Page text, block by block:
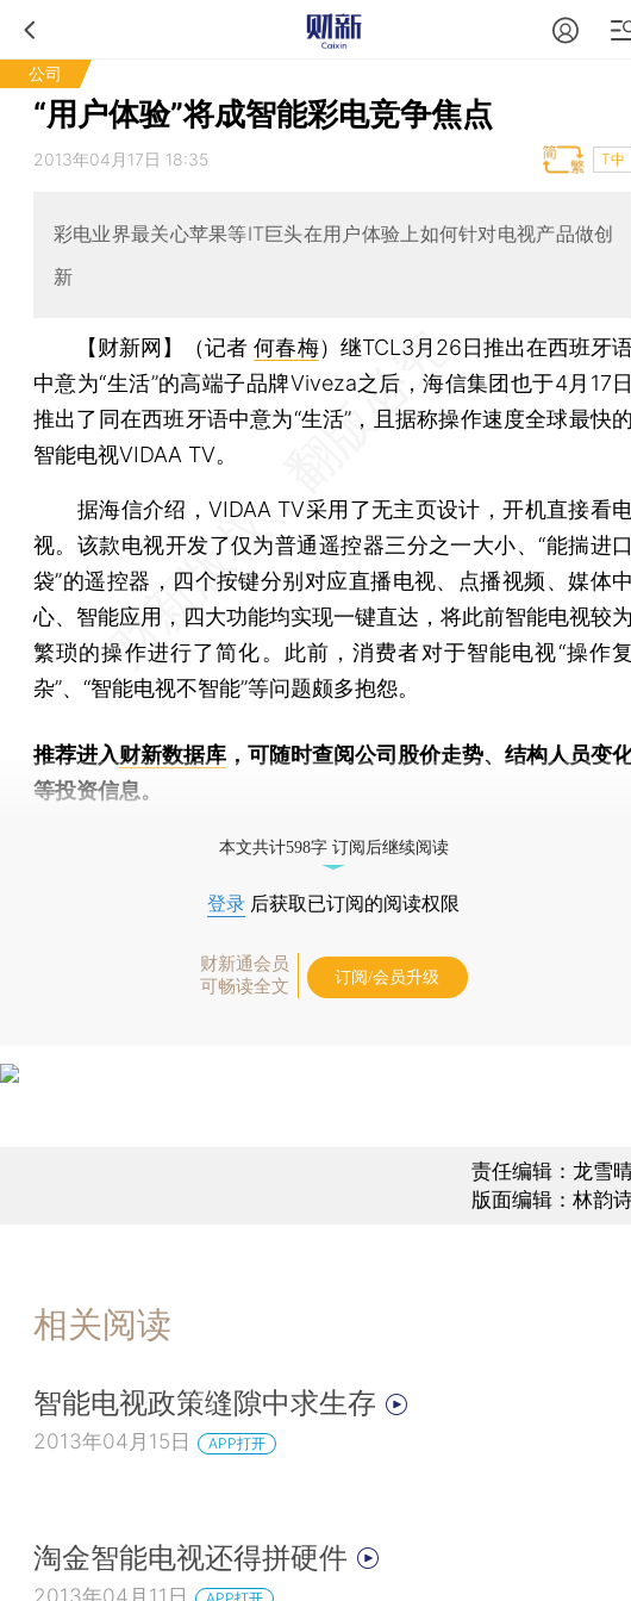
公司
“用户体验”将成智能彩电竞争焦点
2013年04月17日 18:35 T中
彩电业界最关心苹果等IT巨头在用户体验上如何针对电视产品做创
新
【财新网】（记者何春梅） 继TCL3月26日推出在西班牙
中意为“生活”的高端子品牌Viveza之后，海信集团也于4月17日
推出了同在西班牙语中意为“生活”，且据称操作速度全球最快的
智能电视VIDAA TV。
据海信介绍，VIDAA TV采用了无主页设计，开机直接看
视。该款电视开发了仅为普通遥控器三分之一大小、“能揣进口
袋”的遥控器，四个按键分别对应直播电视、点播视频、媒体中
心、智能应用，四大功能均实现一键直达，将此前智能电视较为
繁琐的操作进行了简化。此前，消费者对于智能电视“操作复
杂”、“智能电视不智能”等问题颇多抱怨。
推荐进入财新数据库 ，可随时查阅公司股价走势、结构人员变
等投资信息。
本文共计598字 订阅后继续阅读
登录 后获取已订阅的阅读权限
财新通会员
可畅读全文
订阅/会员升级
责任编辑：龙雪
版面编辑：林韵
相关阅读
智能电视政策缝隙中求生存
2013年04月15日 APP打开
淘金智能电视还得拼硬件
2013年04月11日